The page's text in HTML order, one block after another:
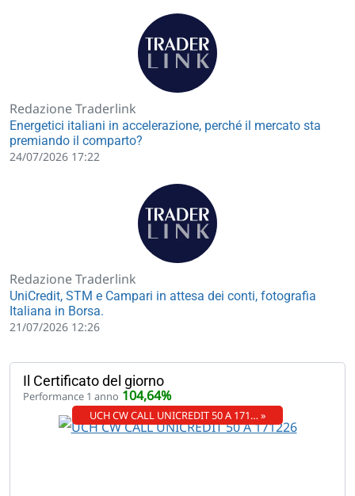
Redazione Traderlink
Energetici italiani in accelerazione, perché il mercato sta
premiando il comparto?
24/07/2026 17:22
Redazione Traderlink
UniCredit, STM e Campari in attesa dei conti, fotografia
Italiana in Borsa.
21/07/2026 12:26
Il Certificato del giorno
Performance 1 anno 104,64%
UCH CW CALL UNICREDIT 50 A 171… »